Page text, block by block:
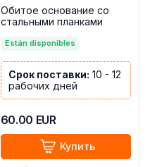
Обитое основание со
стальными планками
Están disponibles
Срок поставки: 10 - 12
рабочих дней
60.00 EUR
Купить